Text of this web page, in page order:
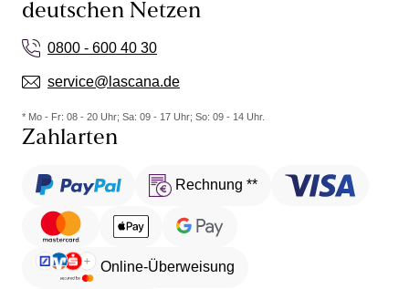
deutschen Netzen
0800 - 600 40 30
service@lascana.de
* Mo - Fr: 08 - 20 Uhr; Sa: 09 - 17 Uhr; So: 09 - 14 Uhr.
Zahlarten
Rechnung **
Online-Überweisung